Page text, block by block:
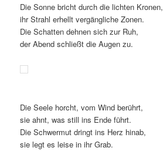
Die Sonne bricht durch die lichten Kronen,
ihr Strahl erhellt vergängliche Zonen.
Die Schatten dehnen sich zur Ruh,
der Abend schließt die Augen zu.
Die Seele horcht, vom Wind berührt,
sie ahnt, was still ins Ende führt.
Die Schwermut dringt ins Herz hinab,
sie legt es leise in ihr Grab.